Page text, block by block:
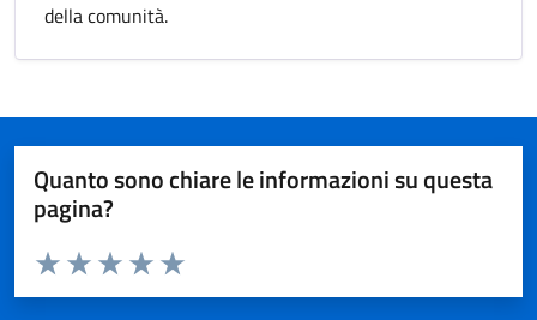
della comunità.
Quanto sono chiare le informazioni su questa
pagina?
Valuta da 1 a 5 stelle la pagina
Valuta 5 stelle su 5
Valuta 4 stelle su 5
Valuta 3 stelle su 5
Valuta 2 stelle su 5
Valuta 1 stelle su 5